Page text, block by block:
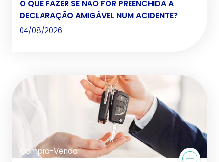
O QUE FAZER SE NÃO FOR PREENCHIDA A
DECLARAÇÃO AMIGÁVEL NUM ACIDENTE?
04/08/2026
Compra-Venda